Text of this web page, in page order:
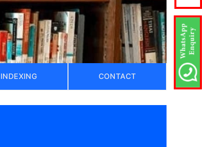
INDEXING CONTACT